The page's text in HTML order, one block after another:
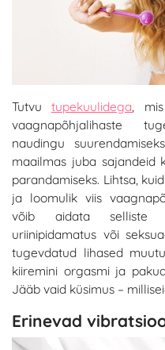
Tutvutupekuulidega,
vaagnapõhjalihaste
naudingu
maailmas juba sajandeid
parandamiseks. Lihtsa,
ja loomulik viis
võib aidata selliste
uriinipidamatus või
tugevdatud lihased
kiiremini orgasmi ja
Jääb vaid küsimus –
Erinevad